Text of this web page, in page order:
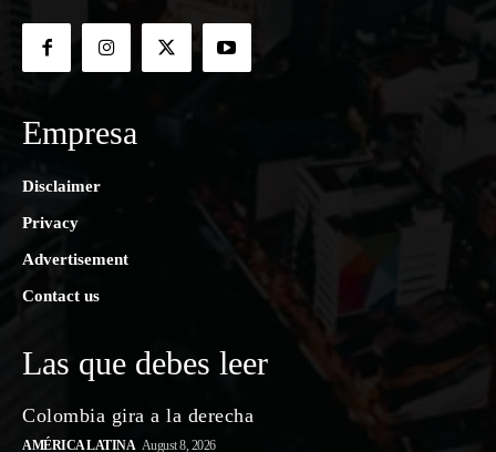
Empresa
Disclaimer
Privacy
Advertisement
Contact us
Las que debes leer
Colombia gira a la derecha
AMÉRICA LATINA August 8, 2026